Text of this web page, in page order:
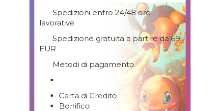
Spedizioni entro 24/48 ore
lavorative
Spedizione gratuita a partire da 69
EUR
Metodi di pagamento
Carta di Credito
Bonifico